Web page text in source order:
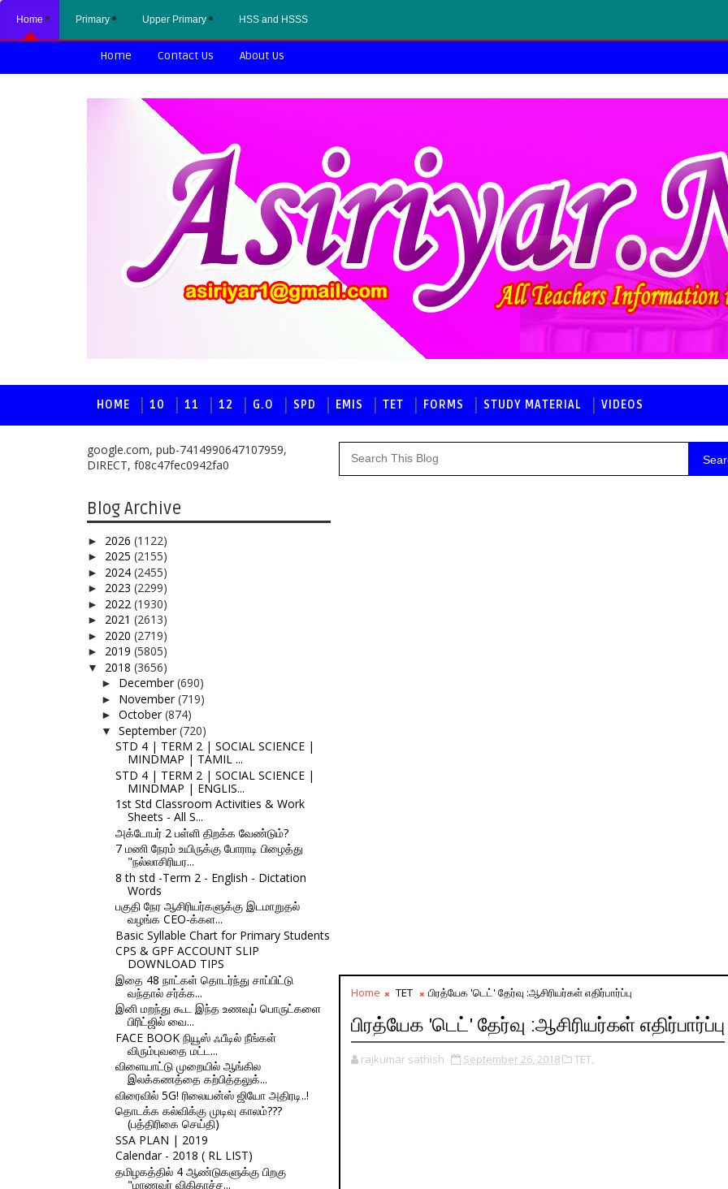
Home Primary Upper Primary HSS and HSSS
Home Contact Us About Us
HOME 10 11 12 G.O SPD EMIS TET FORMS STUDY MATERIAL VIDEOS
google.com, pub-7414990647107959,
DIRECT, f08c47fec0942fa0
Blog Archive
► 2026 (1122)
► 2025 (2155)
► 2024 (2455)
► 2023 (2299)
► 2022 (1930)
► 2021 (2613)
► 2020 (2719)
► 2019 (5805)
▼ 2018 (3656)
► December(690)
► November(719)
► October(874)
▼ September(720)
STD 4 | TERM 2 | SOCIAL SCIENCE |
MINDMAP | TAMIL ...
STD 4 | TERM 2 | SOCIAL SCIENCE |
MINDMAP | ENGLIS...
1st Std Classroom Activities & Work
Sheets - All S...
அக்டோபர் 2 பள்ளி திறக்க வேண்டும்?
7 மணி நேரம் உயிருக்கு போராடி பிழைத்து
"நல்லாசிரியர...
8 th std -Term 2 - English - Dictation
Words
பகுதி நேர ஆசிரியர்களுக்கு இடமாறுதல்
வழங்க CEO-க்கள...
Basic Syllable Chart for Primary Students
CPS & GPF ACCOUNT SLIP
DOWNLOAD TIPS
இதை 48 நாட்கள் தொடர்ந்து சாப்பிட்டு
வந்தால் சர்க்க...
இனி மறந்து கூட இந்த உணவுப் பொருட்களை
பிரிட்ஜில் வை...
FACE BOOK நியூஸ் ஃபீடில் நீங்கள்
விரும்புவதை மட்ட...
விளையாட்டு முறையில் ஆங்கில
இலக்கணத்தை கற்பித்தலுக்...
விரைவில் 5G! ரிலையன்ஸ் ஜியோ அதிரடி..!
தொடக்க கல்விக்கு முடிவு காலம்???
(பத்திரிகை செய்தி)
SSA PLAN | 2019
Calendar - 2018 ( RL LIST)
தமிழகத்தில் 4 ஆண்டுகளுக்கு பிறகு
"மாணவர் விகிதாச்ச...
Home TET பிரத்யேக 'டெட்' தேர்வு :ஆசிரியர்கள் எதிர்பார்ப்பு
பிரத்யேக 'டெட்' தேர்வு :ஆசிரியர்கள் எதிர்பார்ப்பு
rajkumar sathish September 26, 2018 TET,